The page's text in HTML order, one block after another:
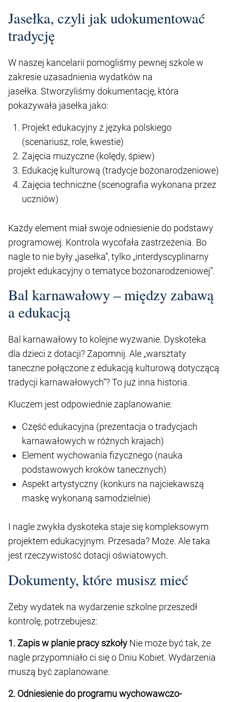
Jasełka, czyli jak udokumentować
tradycję
W naszej kancelarii pomogliśmy pewnej szkole w
zakresie uzasadnienia wydatków na
jasełka. Stworzyliśmy dokumentację, która
pokazywała jasełka jako:
Projekt edukacyjny z języka polskiego
(scenariusz, role, kwestie)
Zajęcia muzyczne (kolędy, śpiew)
Edukację kulturową (tradycje bożonarodzeniowe)
Zajęcia techniczne (scenografia wykonana przez
uczniów)
Każdy element miał swoje odniesienie do podstawy
programowej. Kontrola wycofała zastrzeżenia. Bo
nagle to nie były „jasełka”, tylko „interdyscyplinarny
projekt edukacyjny o tematyce bożonarodzeniowej”.
Bal karnawałowy – między zabawą
a edukacją
Bal karnawałowy to kolejne wyzwanie. Dyskoteka
dla dzieci z dotacji? Zapomnij. Ale „warsztaty
taneczne połączone z edukacją kulturową dotyczącą
tradycji karnawałowych”? To już inna historia.
Kluczem jest odpowiednie zaplanowanie:
Część edukacyjna (prezentacja o tradycjach
karnawałowych w różnych krajach)
Element wychowania fizycznego (nauka
podstawowych kroków tanecznych)
Aspekt artystyczny (konkurs na najciekawszą
maskę wykonaną samodzielnie)
I nagle zwykła dyskoteka staje się kompleksowym
projektem edukacyjnym. Przesada? Może. Ale taka
jest rzeczywistość dotacji oświatowych.
Dokumenty, które musisz mieć
Żeby wydatek na wydarzenie szkolne przeszedł
kontrolę, potrzebujesz:
1. Zapis w planie pracy szkoły Nie może być tak, że
nagle przypomniało ci się o Dniu Kobiet. Wydarzenia
muszą być zaplanowane.
2. Odniesienie do programu wychowawczo-